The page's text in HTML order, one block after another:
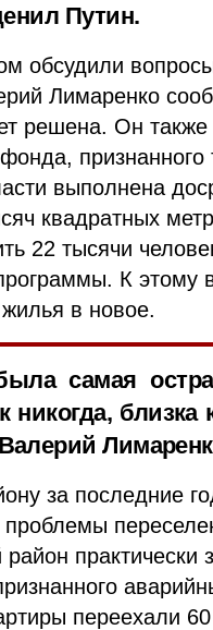
Путин.
обсудили
Лимаренко
решена. Он
выполнена
квадратных
22 тысячи
К этому
в новое.
самая
никогда,
за последние
практически
переехали